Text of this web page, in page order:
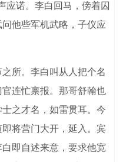
应诺。李白回马，傍着囚
他些军机武略，子仪应
所。李白叫从人把个名
连忙禀报。那哥舒翰也
之才名，如雷贯耳。今
将营门大开，延入。宾
即自述来意，要求他宽